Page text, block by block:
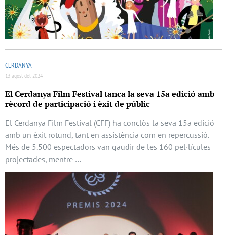
CERDANYA
13 agost del 2024
El Cerdanya Film Festival tanca la seva 15a edició amb
rècord de participació i èxit de públic
El Cerdanya Film Festival (CFF) ha conclòs la seva 15a edició
amb un èxit rotund, tant en assistència com en repercussió.
Més de 5.500 espectadors van gaudir de les 160 pel·lícules
projectades, mentre …